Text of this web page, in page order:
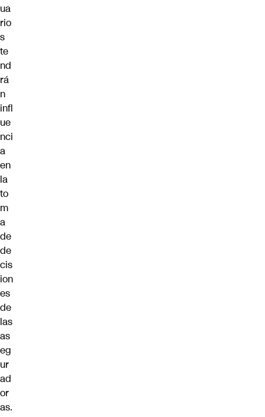
ua
rio
s
te
nd
rá
n
infl
ue
nci
a
en
la
to
m
a
de
de
cis
ion
es
de
las
as
eg
ur
ad
or
as.